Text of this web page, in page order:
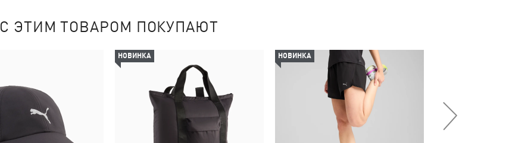
С ЭТИМ ТОВАРОМ ПОКУПАЮТ
НОВИНКА НОВИНКА